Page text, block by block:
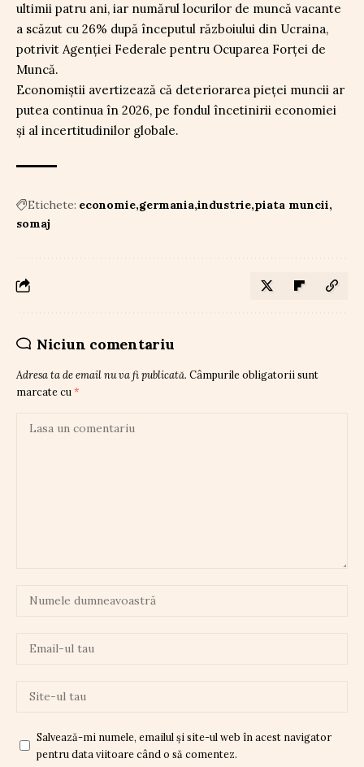
ultimii patru ani, iar numărul locurilor de muncă vacante
a scăzut cu 26% după începutul războiului din Ucraina,
potrivit Agenției Federale pentru Ocuparea Forței de
Muncă.
Economiștii avertizează că deteriorarea pieței muncii ar
putea continua în 2026, pe fondul încetinirii economiei
și al incertitudinilor globale.
Etichete: economie germania industrie piata muncii
somaj
Niciun comentariu
Adresa ta de email nu va fi publicată. Câmpurile obligatorii sunt
marcate cu *
Salvează-mi numele, emailul și site-ul web în acest navigator
pentru data viitoare când o să comentez.